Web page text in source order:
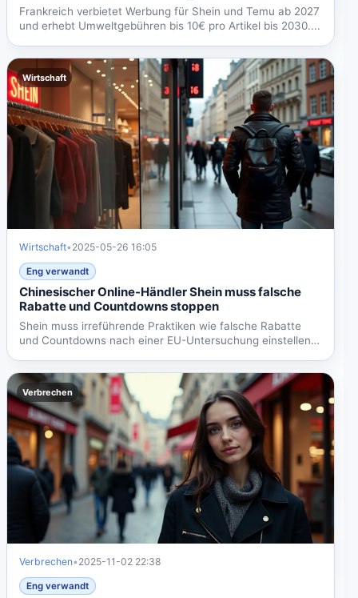
Frankreich verbietet Werbung für Shein und Temu ab 2027
und erhebt Umweltgebühren bis 10€ pro Artikel bis 2030....
Wirtschaft
Wirtschaft• 2025-05-26 16:05
Eng verwandt
Chinesischer Online-Händler Shein muss falsche
Rabatte und Countdowns stoppen
Shein muss irreführende Praktiken wie falsche Rabatte
und Countdowns nach einer EU-Untersuchung einstellen.
Verbrechen
Verbrechen• 2025-11-02 22:38
Eng verwandt